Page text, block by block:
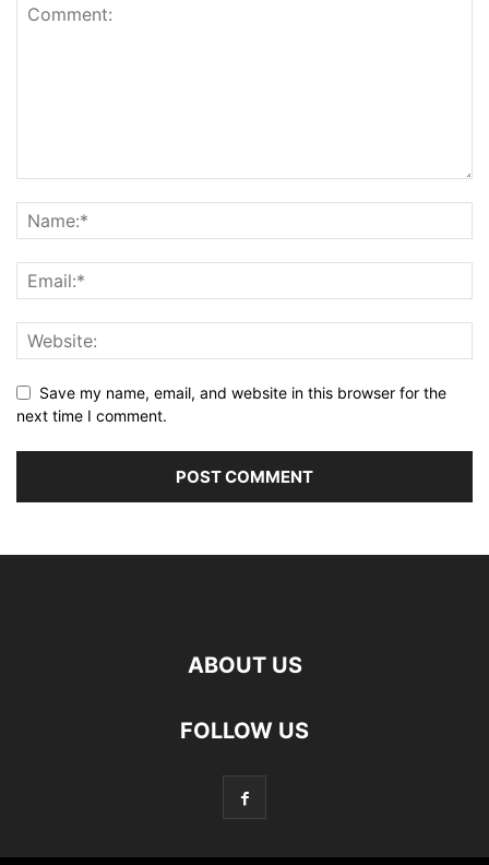
Save my name, email, and website in this browser for the
next time I comment.
ABOUT US
FOLLOW US